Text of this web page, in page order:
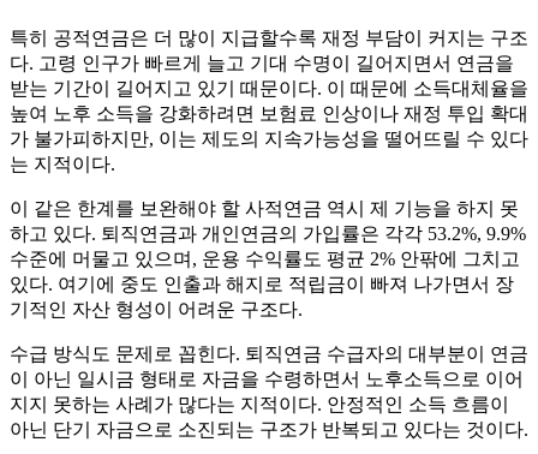
특히 공적연금은 더 많이 지급할수록 재정 부담이 커지는 구조
다. 고령 인구가 빠르게 늘고 기대 수명이 길어지면서 연금을
받는 기간이 길어지고 있기 때문이다. 이 때문에 소득대체율을
높여 노후 소득을 강화하려면 보험료 인상이나 재정 투입 확대
가 불가피하지만, 이는 제도의 지속가능성을 떨어뜨릴 수 있다
는 지적이다.
이 같은 한계를 보완해야 할 사적연금 역시 제 기능을 하지 못
하고 있다. 퇴직연금과 개인연금의 가입률은 각각 53.2%, 9.9%
수준에 머물고 있으며, 운용 수익률도 평균 2% 안팎에 그치고
있다. 여기에 중도 인출과 해지로 적립금이 빠져 나가면서 장
기적인 자산 형성이 어려운 구조다.
수급 방식도 문제로 꼽힌다. 퇴직연금 수급자의 대부분이 연금
이 아닌 일시금 형태로 자금을 수령하면서 노후소득으로 이어
지지 못하는 사례가 많다는 지적이다. 안정적인 소득 흐름이
아닌 단기 자금으로 소진되는 구조가 반복되고 있다는 것이다.